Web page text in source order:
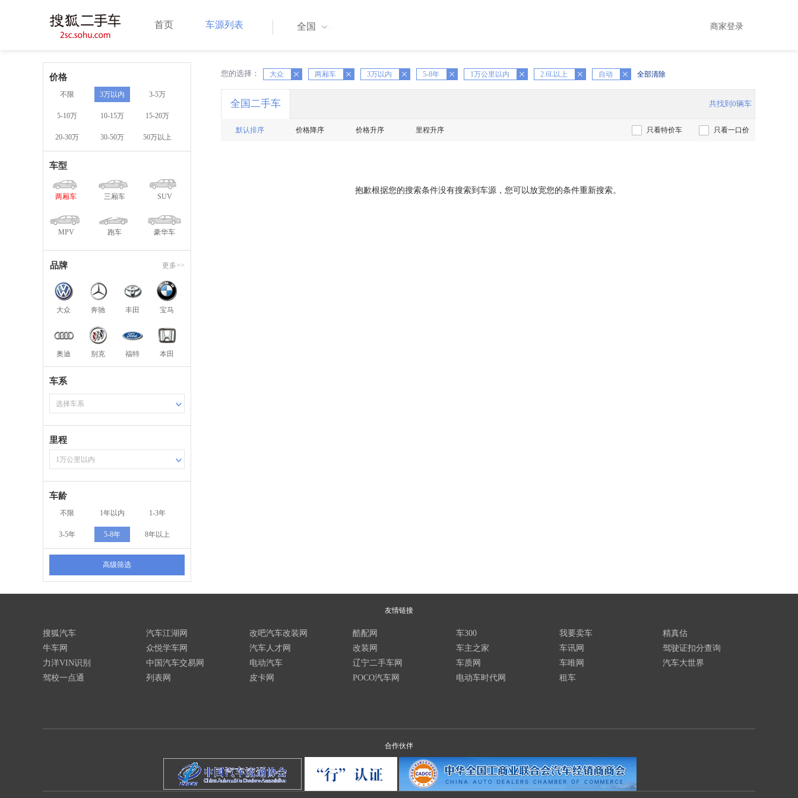
首页 车源列表 全国 商家登录
价格
不限 3万以内 3-5万
5-10万 10-15万 15-20万
20-30万 30-50万 50万以上
车型
两厢车 三厢车 SUV
MPV 跑车 豪华车
品牌 更多>>
大众 奔驰 丰田 宝马
奥迪 别克 福特 本田
车系
选择车系
里程
1万公里以内
车龄
不限 1年以内 1-3年
3-5年 5-8年 8年以上
高级筛选
您的选择： 大众
X 两厢车
X 3万以内
X 5-8年
X 1万公里以内
X 2.6L以上
X 自动
X 全部清除
全国二手车 共找到0辆车
只看特价车 只看一口价
默认排序 价格降序 价格升序 里程升序
抱歉根据您的搜索条件没有搜索到车源，您可以放宽您的条件重新搜索。
友情链接
搜狐汽车
牛车网
力洋VIN识别
驾校一点通
汽车江湖网
众悦学车网
中国汽车交易网
列表网
改吧汽车改装网
汽车人才网
电动汽车
皮卡网
酷配网
改装网
辽宁二手车网
POCO汽车网
车300
车主之家
车质网
电动车时代网
我要卖车
车讯网
车唯网
租车
精真估
驾驶证扣分查询
汽车大世界
合作伙伴